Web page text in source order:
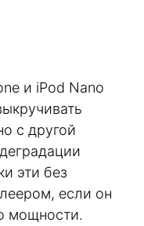
и iPod Nano
с другой
эти без
если он
мощности.